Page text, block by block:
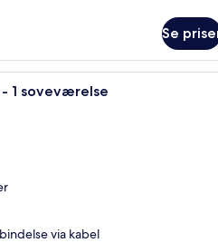
Se
Et moderne hotelværelse
1 soveværelse
via kabel